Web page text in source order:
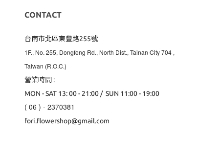
CONTACT
台南市北區東豐路255號
1F., No. 255, Dongfeng Rd., North Dist., Tainan City 704 ,
Taiwan (R.O.C.)
營業時間 :
MON - SAT 13: 00 - 21:00 / SUN 11:00 - 19:00
( 06 ) - 2370381
fori.flowershop@gmail.com